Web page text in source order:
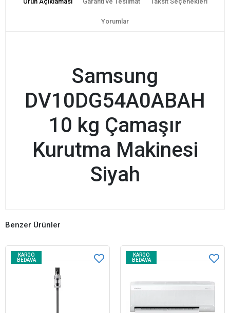
Yorumlar
Samsung
DV10DG54A0ABAH
10 kg Çamaşır
Kurutma Makinesi
Siyah
Benzer Ürünler
KARGO
BEDAVA
KARGO
BEDAVA